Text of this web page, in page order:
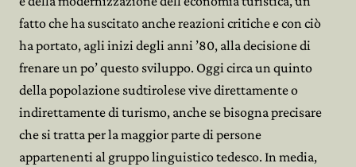
fatto che ha suscitato anche reazioni critiche e con ciò
ha portato, agli inizi degli anni ’80, alla decisione di
frenare un po’ questo sviluppo. Oggi circa un quinto
della popolazione sudtirolese vive direttamente o
indirettamente di turismo, anche se bisogna precisare
che si tratta per la maggior parte di persone
appartenenti al gruppo linguistico tedesco. In media,